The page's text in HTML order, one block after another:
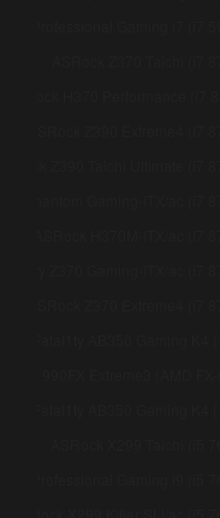
ASRock
ASRock
ASRock
ASRock